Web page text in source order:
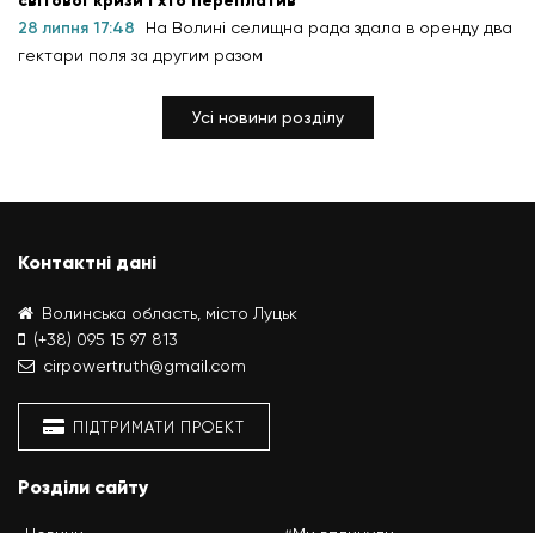
28 липня 17:48
На Волині селищна рада здала в оренду два
гектари поля за другим разом
Усі новини розділу
Контактні дані
Волинська область, місто Луцьк
(+38) 095 15 97 813
cirpowertruth@gmail.com
ПІДТРИМАТИ ПРОЕКТ
Розділи сайту